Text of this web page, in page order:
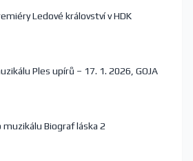
Ledové království v HDK
Ples upírů – 17. 1. 2026, GOJA
muzikálu Biograf láska 2